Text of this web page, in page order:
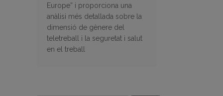
Europe” i proporciona una
anàlisi més detallada sobre la
dimensió de gènere del
teletreball i la seguretat i salut
en el treball